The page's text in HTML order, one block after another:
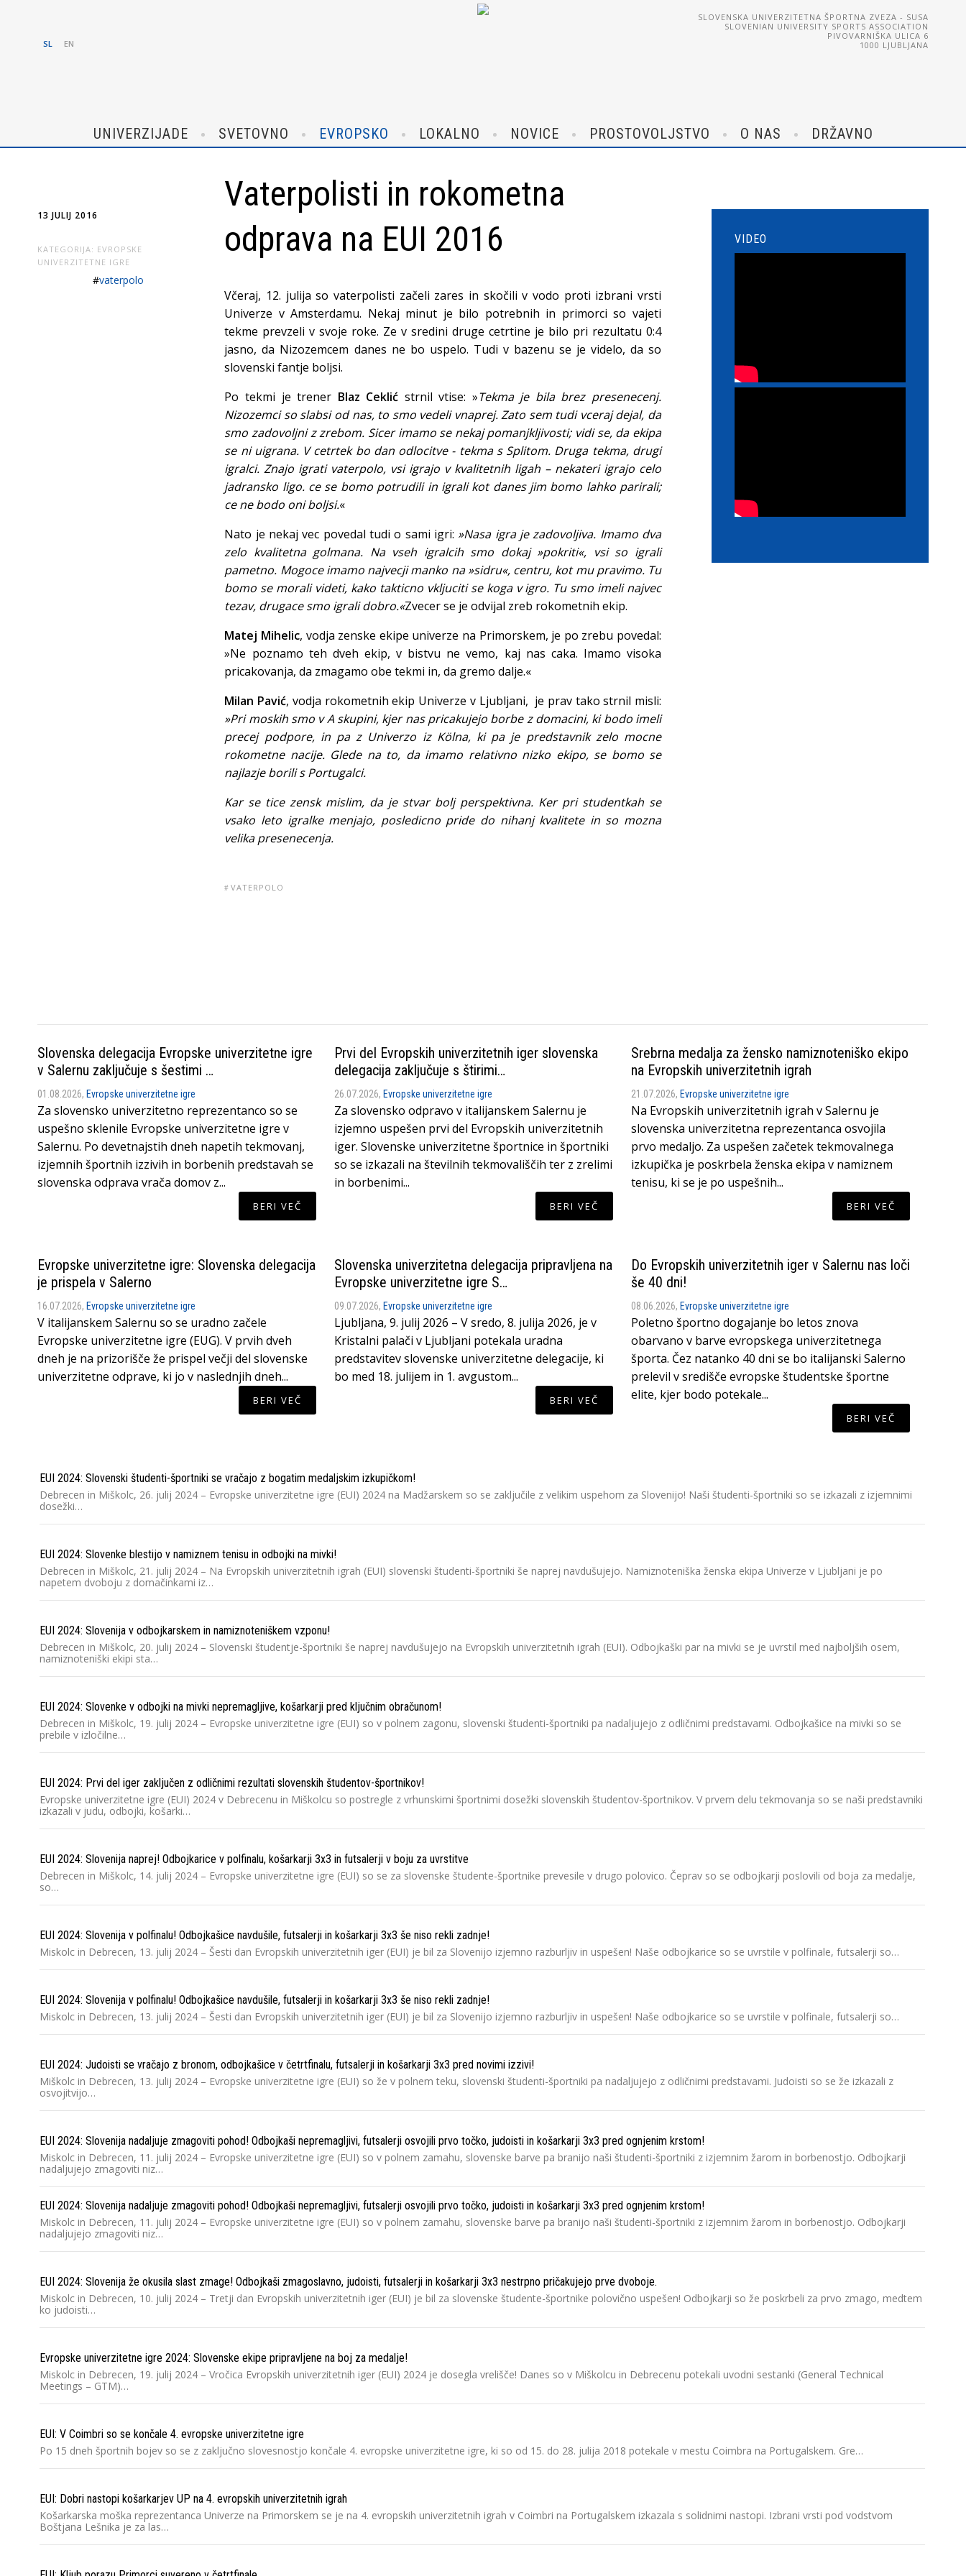
SL EN
SLOVENSKA UNIVERZITETNA ŠPORTNA ZVEZA - SUSA
SLOVENIAN UNIVERSITY SPORTS ASSOCIATION
PIVOVARNIŠKA ULICA 6
1000 LJUBLJANA
UNIVERZIJADE SVETOVNO EVROPSKO LOKALNO NOVICE PROSTOVOLJSTVO O NAS DRŽAVNO
13 JULIJ 2016
KATEGORIJA: EVROPSKE
UNIVERZITETNE IGRE
#vaterpolo
Vaterpolisti in rokometna
odprava na EUI 2016
Včeraj, 12. julija so vaterpolisti začeli zares in skočili v vodo proti izbrani vrsti
Univerze v Amsterdamu. Nekaj minut je bilo potrebnih in primorci so vajeti
tekme prevzeli v svoje roke. Ze v sredini druge cetrtine je bilo pri rezultatu 0:4
jasno, da Nizozemcem danes ne bo uspelo. Tudi v bazenu se je videlo, da so
slovenski fantje boljsi.
Po tekmi je trener Blaz Ceklić strnil vtise: »Tekma je bila brez presenecenj.
Nizozemci so slabsi od nas, to smo vedeli vnaprej. Zato sem tudi vceraj dejal, da
smo zadovoljni z zrebom. Sicer imamo se nekaj pomanjkljivosti; vidi se, da ekipa
se ni uigrana. V cetrtek bo dan odlocitve - tekma s Splitom. Druga tekma, drugi
igralci. Znajo igrati vaterpolo, vsi igrajo v kvalitetnih ligah – nekateri igrajo celo
jadransko ligo. ce se bomo potrudili in igrali kot danes jim bomo lahko parirali;
ce ne bodo oni boljsi.«
Nato je nekaj vec povedal tudi o sami igri: »Nasa igra je zadovoljiva. Imamo dva
zelo kvalitetna golmana. Na vseh igralcih smo dokaj »pokriti«, vsi so igrali
pametno. Mogoce imamo najvecji manko na »sidru«, centru, kot mu pravimo. Tu
bomo se morali videti, kako takticno vkljuciti se koga v igro. Tu smo imeli najvec
tezav, drugace smo igrali dobro.«Zvecer se je odvijal zreb rokometnih ekip.
Matej Mihelic, vodja zenske ekipe univerze na Primorskem, je po zrebu povedal:
»Ne poznamo teh dveh ekip, v bistvu ne vemo, kaj nas caka. Imamo visoka
pricakovanja, da zmagamo obe tekmi in, da gremo dalje.«
Milan Pavić, vodja rokometnih ekip Univerze v Ljubljani, je prav tako strnil misli:
»Pri moskih smo v A skupini, kjer nas pricakujejo borbe z domacini, ki bodo imeli
precej podpore, in pa z Univerzo iz Kölna, ki pa je predstavnik zelo mocne
rokometne nacije. Glede na to, da imamo relativno nizko ekipo, se bomo se
najlazje borili s Portugalci.
Kar se tice zensk mislim, da je stvar bolj perspektivna. Ker pri studentkah se
vsako leto igralke menjajo, posledicno pride do nihanj kvalitete in so mozna
velika presenecenja.
VATERPOLO
VIDEO
Slovenska delegacija Evropske univerzitetne igre
v Salernu zaključuje s šestimi …
01.08.2026, Evropske univerzitetne igre
Za slovensko univerzitetno reprezentanco so se
uspešno sklenile Evropske univerzitetne igre v
Salernu. Po devetnajstih dneh napetih tekmovanj,
izjemnih športnih izzivih in borbenih predstavah se
slovenska odprava vrača domov z...
BERI VEČ
Prvi del Evropskih univerzitetnih iger slovenska
delegacija zaključuje s štirimi…
26.07.2026, Evropske univerzitetne igre
Za slovensko odpravo v italijanskem Salernu je
izjemno uspešen prvi del Evropskih univerzitetnih
iger. Slovenske univerzitetne športnice in športniki
so se izkazali na številnih tekmovališčih ter z zrelimi
in borbenimi...
BERI VEČ
Srebrna medalja za žensko namiznoteniško ekipo
na Evropskih univerzitetnih igrah
21.07.2026, Evropske univerzitetne igre
Na Evropskih univerzitetnih igrah v Salernu je
slovenska univerzitetna reprezentanca osvojila
prvo medaljo. Za uspešen začetek tekmovalnega
izkupička je poskrbela ženska ekipa v namiznem
tenisu, ki se je po uspešnih...
BERI VEČ
Evropske univerzitetne igre: Slovenska delegacija
je prispela v Salerno
16.07.2026, Evropske univerzitetne igre
V italijanskem Salernu so se uradno začele
Evropske univerzitetne igre (EUG). V prvih dveh
dneh je na prizorišče že prispel večji del slovenske
univerzitetne odprave, ki jo v naslednjih dneh...
BERI VEČ
Slovenska univerzitetna delegacija pripravljena na
Evropske univerzitetne igre S…
09.07.2026, Evropske univerzitetne igre
Ljubljana, 9. julij 2026 – V sredo, 8. julija 2026, je v
Kristalni palači v Ljubljani potekala uradna
predstavitev slovenske univerzitetne delegacije, ki
bo med 18. julijem in 1. avgustom...
BERI VEČ
Do Evropskih univerzitetnih iger v Salernu nas loči
še 40 dni!
08.06.2026, Evropske univerzitetne igre
Poletno športno dogajanje bo letos znova
obarvano v barve evropskega univerzitetnega
športa. Čez natanko 40 dni se bo italijanski Salerno
prelevil v središče evropske študentske športne
elite, kjer bodo potekale...
BERI VEČ
EUI 2024: Slovenski študenti-športniki se vračajo z bogatim medaljskim izkupičkom!
Debrecen in Miškolc, 26. julij 2024 – Evropske univerzitetne igre (EUI) 2024 na Madžarskem so se zaključile z velikim uspehom za Slovenijo! Naši študenti-športniki so se izkazali z izjemnimi
dosežki…
EUI 2024: Slovenke blestijo v namiznem tenisu in odbojki na mivki!
Debrecen in Miškolc, 21. julij 2024 – Na Evropskih univerzitetnih igrah (EUI) slovenski študenti-športniki še naprej navdušujejo. Namiznoteniška ženska ekipa Univerze v Ljubljani je po
napetem dvoboju z domačinkami iz…
EUI 2024: Slovenija v odbojkarskem in namiznoteniškem vzponu!
Debrecen in Miškolc, 20. julij 2024 – Slovenski študentje-športniki še naprej navdušujejo na Evropskih univerzitetnih igrah (EUI). Odbojkaški par na mivki se je uvrstil med najboljših osem,
namiznoteniški ekipi sta…
EUI 2024: Slovenke v odbojki na mivki nepremagljive, košarkarji pred ključnim obračunom!
Debrecen in Miškolc, 19. julij 2024 – Evropske univerzitetne igre (EUI) so v polnem zagonu, slovenski študenti-športniki pa nadaljujejo z odličnimi predstavami. Odbojkašice na mivki so se
prebile v izločilne…
EUI 2024: Prvi del iger zaključen z odličnimi rezultati slovenskih študentov-športnikov!
Evropske univerzitetne igre (EUI) 2024 v Debrecenu in Miškolcu so postregle z vrhunskimi športnimi dosežki slovenskih študentov-športnikov. V prvem delu tekmovanja so se naši predstavniki
izkazali v judu, odbojki, košarki…
EUI 2024: Slovenija naprej! Odbojkarice v polfinalu, košarkarji 3x3 in futsalerji v boju za uvrstitve
Debrecen in Miškolc, 14. julij 2024 – Evropske univerzitetne igre (EUI) so se za slovenske študente-športnike prevesile v drugo polovico. Čeprav so se odbojkarji poslovili od boja za medalje,
so…
EUI 2024: Slovenija v polfinalu! Odbojkašice navdušile, futsalerji in košarkarji 3x3 še niso rekli zadnje!
Miskolc in Debrecen, 13. julij 2024 – Šesti dan Evropskih univerzitetnih iger (EUI) je bil za Slovenijo izjemno razburljiv in uspešen! Naše odbojkarice so se uvrstile v polfinale, futsalerji so…
EUI 2024: Slovenija v polfinalu! Odbojkašice navdušile, futsalerji in košarkarji 3x3 še niso rekli zadnje!
Miskolc in Debrecen, 13. julij 2024 – Šesti dan Evropskih univerzitetnih iger (EUI) je bil za Slovenijo izjemno razburljiv in uspešen! Naše odbojkarice so se uvrstile v polfinale, futsalerji so…
EUI 2024: Judoisti se vračajo z bronom, odbojkašice v četrtfinalu, futsalerji in košarkarji 3x3 pred novimi izzivi!
Miškolc in Debrecen, 13. julij 2024 – Evropske univerzitetne igre (EUI) so že v polnem teku, slovenski študenti-športniki pa nadaljujejo z odličnimi predstavami. Judoisti so se že izkazali z
osvojitvijo…
EUI 2024: Slovenija nadaljuje zmagoviti pohod! Odbojkaši nepremagljivi, futsalerji osvojili prvo točko, judoisti in košarkarji 3x3 pred ognjenim krstom!
Miskolc in Debrecen, 11. julij 2024 – Evropske univerzitetne igre (EUI) so v polnem zamahu, slovenske barve pa branijo naši študenti-športniki z izjemnim žarom in borbenostjo. Odbojkarji
nadaljujejo zmagoviti niz…
EUI 2024: Slovenija nadaljuje zmagoviti pohod! Odbojkaši nepremagljivi, futsalerji osvojili prvo točko, judoisti in košarkarji 3x3 pred ognjenim krstom!
Miskolc in Debrecen, 11. julij 2024 – Evropske univerzitetne igre (EUI) so v polnem zamahu, slovenske barve pa branijo naši študenti-športniki z izjemnim žarom in borbenostjo. Odbojkarji
nadaljujejo zmagoviti niz…
EUI 2024: Slovenija že okusila slast zmage! Odbojkaši zmagoslavno, judoisti, futsalerji in košarkarji 3x3 nestrpno pričakujejo prve dvoboje.
Miskolc in Debrecen, 10. julij 2024 – Tretji dan Evropskih univerzitetnih iger (EUI) je bil za slovenske študente-športnike polovično uspešen! Odbojkarji so že poskrbeli za prvo zmago, medtem
ko judoisti…
Evropske univerzitetne igre 2024: Slovenske ekipe pripravljene na boj za medalje!
Miskolc in Debrecen, 19. julij 2024 – Vročica Evropskih univerzitetnih iger (EUI) 2024 je dosegla vrelišče! Danes so v Miškolcu in Debrecenu potekali uvodni sestanki (General Technical
Meetings – GTM)…
EUI: V Coimbri so se končale 4. evropske univerzitetne igre
Po 15 dneh športnih bojev so se z zaključno slovesnostjo končale 4. evropske univerzitetne igre, ki so od 15. do 28. julija 2018 potekale v mestu Coimbra na Portugalskem. Gre…
EUI: Dobri nastopi košarkarjev UP na 4. evropskih univerzitetnih igrah
Košarkarska moška reprezentanca Univerze na Primorskem se je na 4. evropskih univerzitetnih igrah v Coimbri na Portugalskem izkazala s solidnimi nastopi. Izbrani vrsti pod vodstvom
Boštjana Lešnika je za las…